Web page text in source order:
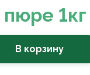
1кг
В корзину